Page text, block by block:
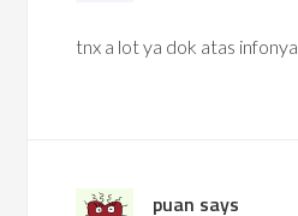
tnx a lot ya dok atas infonya
puan says